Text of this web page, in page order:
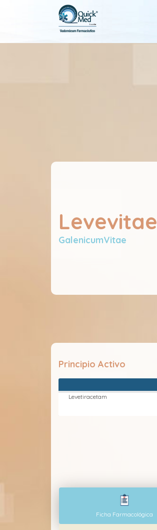
Levevitae
GalenicumVitae
Principio Activo
Levetiracetam
Ficha Farmacológica